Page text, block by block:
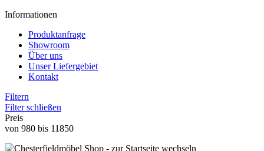
Informationen
Produktanfrage
Showroom
Über uns
Unser Liefergebiet
Kontakt
Filtern
Filter schließen
Preis
von 980 bis 11850